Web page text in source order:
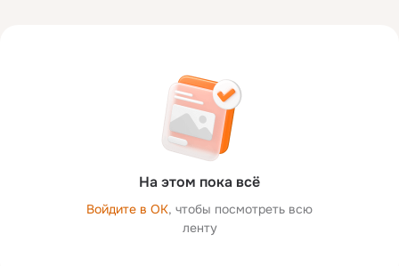
На этом пока всё
Войдите в ОК, чтобы посмотреть всю
ленту